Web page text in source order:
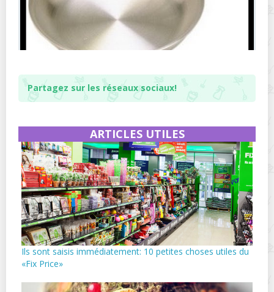
Partagez sur les réseaux sociaux!
ARTICLES UTILES
Ils sont saisis immédiatement: 10 petites choses utiles du
«Fix Price»